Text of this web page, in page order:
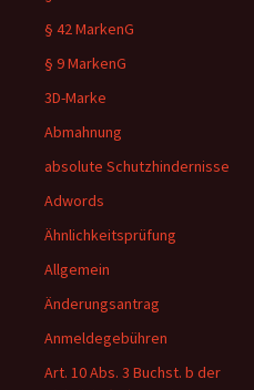
§ 42 MarkenG
§ 9 MarkenG
3D-Marke
Abmahnung
absolute Schutzhindernisse
Adwords
Ähnlichkeitsprüfung
Allgemein
Änderungsantrag
Anmeldegebühren
Art. 10 Abs. 3 Buchst. b der